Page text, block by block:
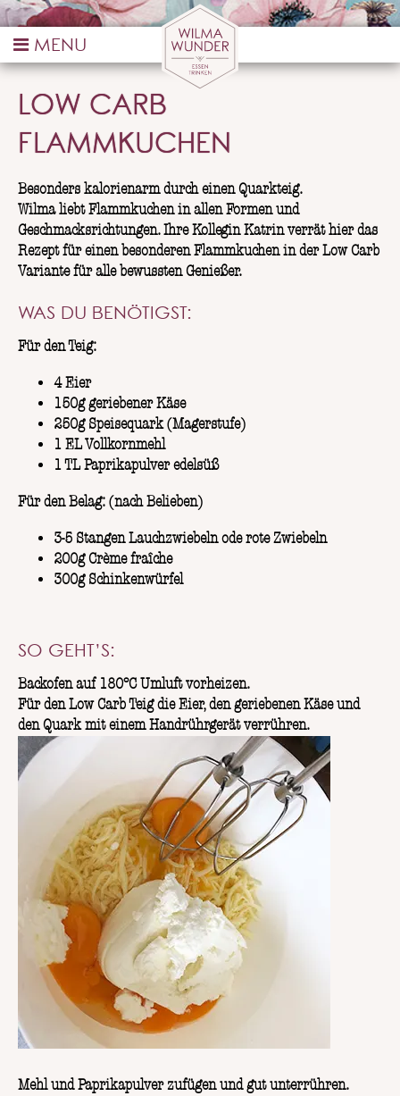
LOW CARB
FLAMMKUCHEN
Besonders kalorienarm durch einen Quarkteig.
Wilma liebt Flammkuchen in allen Formen und
Geschmacksrichtungen. Ihre Kollegin Katrin verrät hier das
Rezept für einen besonderen Flammkuchen in der Low Carb
Variante für alle bewussten Genießer.
WAS DU BENÖTIGST:
Für den Teig:
4 Eier
150g geriebener Käse
250g Speisequark (Magerstufe)
1 EL Vollkornmehl
1 TL Paprikapulver edelsüß
Für den Belag: (nach Belieben)
3-5 Stangen Lauchzwiebeln ode rote Zwiebeln
200g Crème fraîche
300g Schinkenwürfel
SO GEHT’S:
Backofen auf 180°C Umluft vorheizen.
Für den Low Carb Teig die Eier, den geriebenen Käse und
den Quark mit einem Handrührgerät verrühren.
Mehl und Paprikapulver zufügen und gut unterrühren.